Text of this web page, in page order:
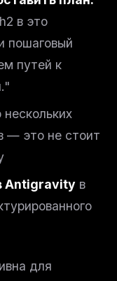
в это
пошаговый
путей к
— это не стоит
Antigravity в
для
and LLM
click.